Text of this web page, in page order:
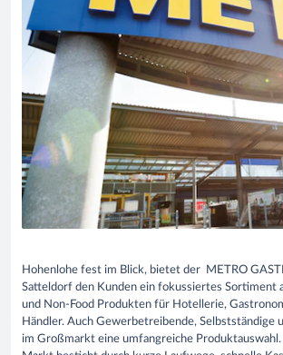
Hohenlohe fest im Blick, bietet der METRO
Satteldorf den Kunden ein fokussiertes Sortiment
und Non-Food Produkten für Hotellerie,
Händler. Auch Gewerbetreibende, Selbstständige
im Großmarkt eine umfangreiche Produktauswahl.